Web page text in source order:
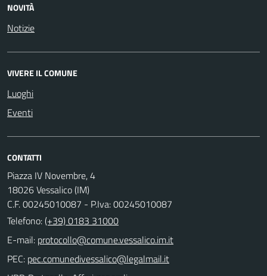
NOVITÀ
Notizie
VIVERE IL COMUNE
Luoghi
Eventi
CONTATTI
Piazza IV Novembre, 4
18026 Vessalico (IM)
C.F. 00245010087 - P.Iva: 00245010087
Telefono:(+39) 0183 31000
E-mail:
PEC: